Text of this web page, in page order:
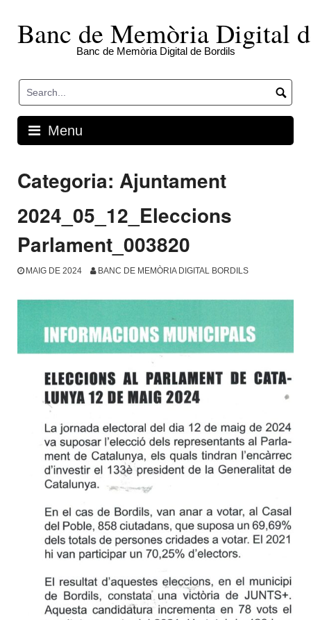
contentBanc de Memòria Digital
Banc de Memòria Digital de Bordils
Menu
Categoria: Ajuntament
2024_05_12_Eleccions
Parlament_003820
MAIG DE 2024 BANC DE MEMÒRIA DIGITAL BORDILS